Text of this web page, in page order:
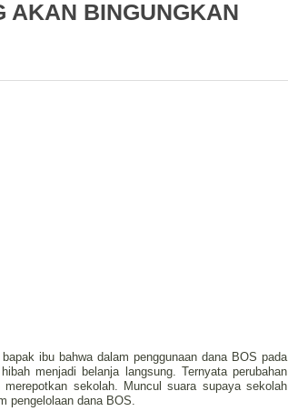
AKAN BINGUNGKAN
ibu bahwa dalam penggunaan dana BOS pada
menjadi belanja langsung. Ternyata perubahan
sekolah. Muncul suara supaya sekolah
pengelolaan dana BOS.